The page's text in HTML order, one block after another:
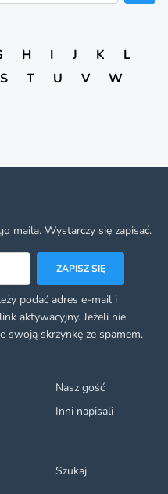
H I J K
L
S T U V
W
Nasz gość
Inni napisali
Szukaj
maila. Wystarczy się zapisać.
ZAPISZ SIĘ
podać adres e-mail i
aktywacyjny. Jeżeli nie
swoją skrzynkę ze spamem.